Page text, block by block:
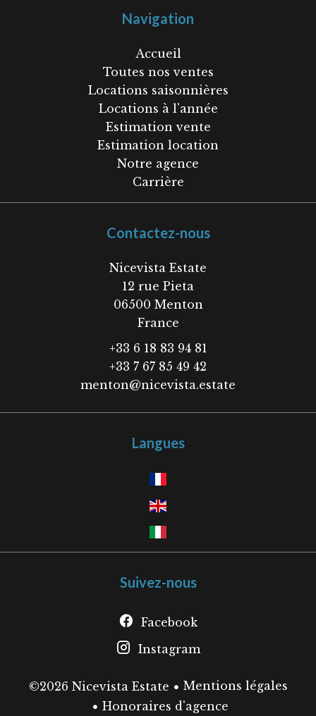
Navigation
Accueil
Toutes nos ventes
Locations saisonnières
Locations à l'année
Estimation vente
Estimation location
Notre agence
Carrière
Contactez-nous
Nicevista Estate
12 rue Pieta
06500 Menton
France
+33 6 18 83 94 81
+33 7 67 85 49 42
menton@nicevista.estate
Langues
Suivez-nous
Facebook
Instagram
©2026 Nicevista Estate
Mentions légales
Honoraires d'agence